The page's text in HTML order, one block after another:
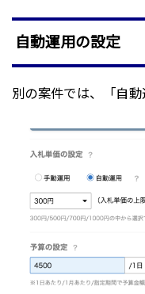
自動運用の設定
別の案件では、「自動